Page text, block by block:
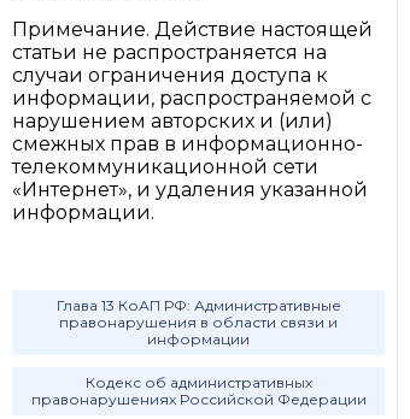
Примечание. Действие настоящей
статьи не распространяется на
случаи ограничения доступа к
информации, распространяемой с
нарушением авторских и (или)
смежных прав в информационно-
телекоммуникационной сети
«Интернет», и удаления указанной
информации.
Глава 13 КоАП РФ: Административные
правонарушения в области связи и
информации
Кодекс об административных
правонарушениях Российской Федерации